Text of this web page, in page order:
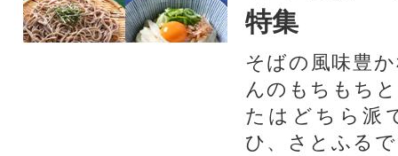
特集
そばの風味豊
んのもちもち
たはどちら派
ひ、さとふる